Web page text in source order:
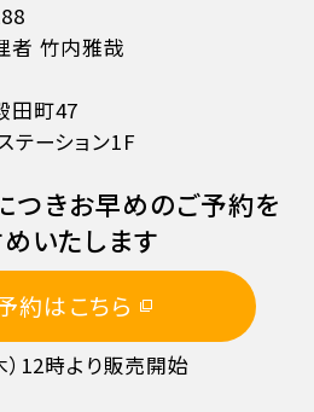
以前
以前
前
者 竹内雅哉
田町47
テーション1F
きお早めのご予約を
いたします
約はこちら
）12時より販売開始